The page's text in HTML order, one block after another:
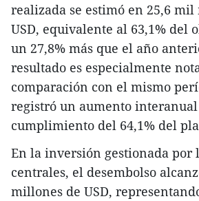
realizada se estimó en 25,6
USD, equivalente al 63,1% del
un 27,8% más que el año
resultado es especialmente
comparación con el mismo
registró un aumento interanual
cumplimiento del 64,1% del
En la inversión gestionada por
centrales, el desembolso
millones de USD,